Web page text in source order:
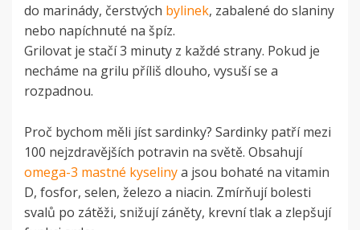
do marinády, čerstvých bylinek, zabalené do slaniny
nebo napíchnuté na špíz.
Grilovat je stačí 3 minuty z každé strany. Pokud je
necháme na grilu příliš dlouho, vysuší se a
rozpadnou.
Proč bychom měli jíst sardinky? Sardinky patří mezi
100 nejzdravějších potravin na světě. Obsahují
omega-3 mastné kyselinya jsou bohaté na vitamin
D, fosfor, selen, železo a niacin. Zmírňují bolesti
svalů po zátěži, snižují záněty, krevní tlak a zlepšují